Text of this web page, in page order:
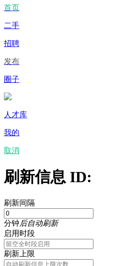
首页
二手
招聘
发布
圈子
人才库
我的
取消
刷新信息 ID:
刷新间隔
分钟后自动刷新
启用时段
刷新上限